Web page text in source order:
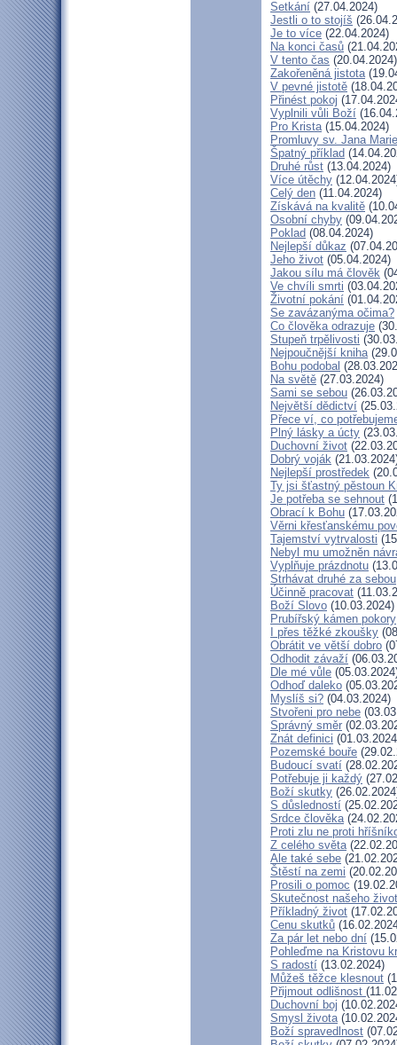
Setkání (27.04.2024)
Jestli o to stojíš
Je to více (22.04.2024)
Na konci časů
V tento čas (20.04.2024)
Zakořeněná jistota
V pevné jistotě
Přinést pokoj
Vyplnili vůli Boží
Pro Krista(15.04.2024)
Promluvy sv. Jana
Špatný příklad
Druhé růst (13.04.2024)
Více útěchy
Celý den (11.04.2024)
Získává na kvalitě
Osobní chyby
Poklad (08.04.2024)
Nejlepší důkaz
Jeho život (05.04.2024)
Jakou sílu má člověk
Ve chvíli smrti
Životní pokání
Se zavázanýma očima?
Co člověka odrazuje
Stupeň trpělivosti
Nejpoučnější kniha
Bohu podobal
Na světě (27.03.2024)
Sami se sebou
Největší dědictví
Přece ví, co
Plný lásky a úcty
Duchovní život
Dobrý voják
Nejlepší prostředek
Ty jsi šťastný pěstoun
Je potřeba se sehnout
Obrací k Bohu
Věrni křesťanskému
Tajemství vytrvalosti
Nebyl mu umožněn
Vyplňuje prázdnotu
Strhávat druhé za sebou
Účinně pracovat
Boží Slovo (10.03.2024)
Prubířský kámen pokory
I přes těžké zkoušky
Obrátit ve větší dobro
Odhodit závaží
Dle mé vůle
Odhoď daleko
Myslíš si? (04.03.2024)
Stvořeni pro nebe
Správný směr
Znát definici
Pozemské bouře
Budoucí svatí
Potřebuje ji každý
Boží skutky
S důsledností
Srdce člověka
Proti zlu ne proti
Z celého světa
Ale také sebe
Štěstí na zemi
Prosili o pomoc
Skutečnost našeho
Příkladný život
Cenu skutků
Za pár let nebo dní
Pohleďme na Kristovu
S radostí (13.02.2024)
Můžeš těžce klesnout
Přijmout odlišnost
Duchovní boj
Smysl života
Boží spravedlnost